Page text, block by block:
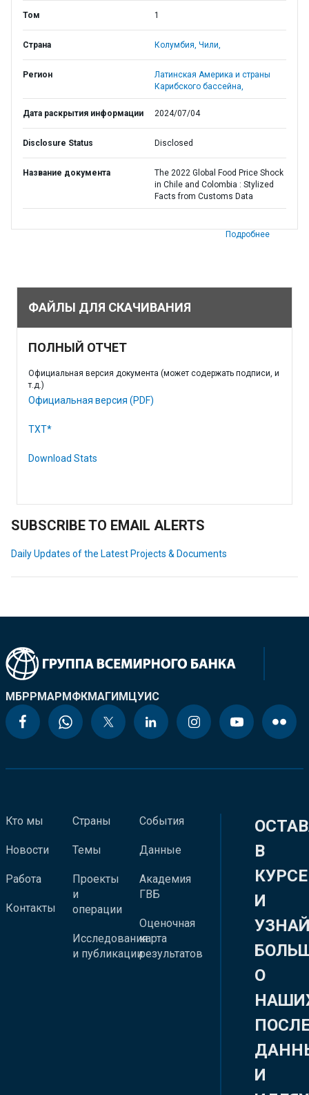
Том 1
Страна Колумбия, Чили,
Регион
Латинская Америка и страны
Карибского бассейна,
Дата раскрытия информации 2024/07/04
Disclosure Status Disclosed
Название документа
The 2022 Global Food Price Shock
in Chile and Colombia : Stylized
Facts from Customs Data
Подробнее
ФАЙЛЫ ДЛЯ СКАЧИВАНИЯ
ПОЛНЫЙ ОТЧЕТ
Официальная версия документа (может содержать подписи, и
т.д.)
Официальная версия (PDF)
TXT*
Download Stats
SUBSCRIBE TO EMAIL ALERTS
Daily Updates of the Latest Projects & Documents
МБРРМАРМФКМАГИМЦУИС
Кто мы
Новости
Работа
Контакты
Страны
Темы
Проекты
и
операции
Исследования
и публикации
События
Данные
Академия
ГВБ
Оценочная
карта
результатов
В
КУРСЕ
И
О
И